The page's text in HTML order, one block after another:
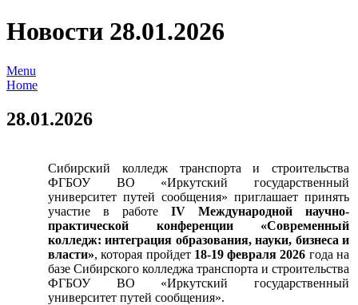
Новости 28.01.2026
Menu
Home
28.01.2026
Сибирский колледж транспорта и строительства
ФГБОУ ВО «Иркутский государственный
университет путей сообщения» приглашает принять
участие в работе IV Международной научно-
практической конференции «Современный
колледж: интеграция образования, науки, бизнеса и
власти», которая пройдет 18-19 февраля 2026 года на
базе Сибирского колледжа транспорта и строительства
ФГБОУ ВО «Иркутский государственный
университет путей сообщения».